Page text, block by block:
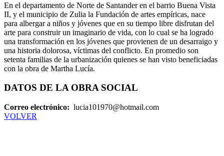
En el departamento de Norte de Santander en el barrio Buena Vista
II, y el municipio de Zulia la Fundación de artes empíricas, nace
para albergar a niños y jóvenes que en su tiempo libre disfrutan del
arte para construir un imaginario de vida, con lo cual se ha logrado
una transformación en los jóvenes que provienen de un desarraigo y
una historia dolorosa, víctimas del conflicto. En promedio son
setenta familias de la urbanización quienes se han visto beneficiadas
con la obra de Martha Lucía.
DATOS DE LA OBRA SOCIAL
Correo electrónico: lucia101970@hotmail.com
VOLVER